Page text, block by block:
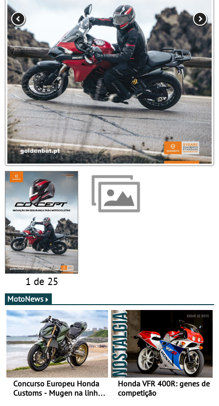
1 de 25
MotoNews
Concurso Europeu Honda
Customs - Mugen na linha
Honda VFR 400R: genes de
competição